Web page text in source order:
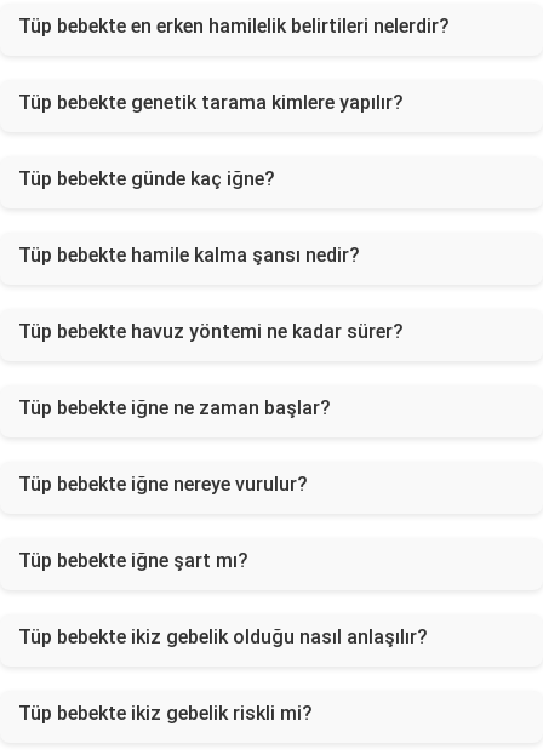
Tüp bebekte en erken hamilelik belirtileri nelerdir?
Tüp bebekte genetik tarama kimlere yapılır?
Tüp bebekte günde kaç iğne?
Tüp bebekte hamile kalma şansı nedir?
Tüp bebekte havuz yöntemi ne kadar sürer?
Tüp bebekte iğne ne zaman başlar?
Tüp bebekte iğne nereye vurulur?
Tüp bebekte iğne şart mı?
Tüp bebekte ikiz gebelik olduğu nasıl anlaşılır?
Tüp bebekte ikiz gebelik riskli mi?